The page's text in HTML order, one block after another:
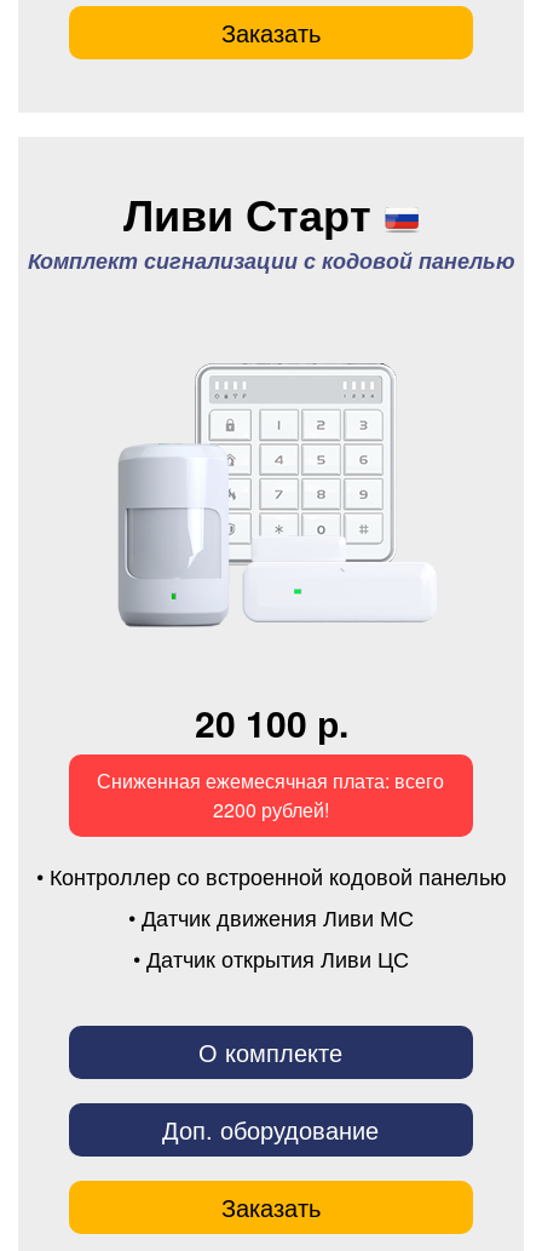
Заказать
Ливи Старт
Комплект сигнализации с кодовой панелью
20 100 р.
Сниженная ежемесячная плата: всего
2200 рублей!
• Контроллер со встроенной кодовой панелью
• Датчик движения Ливи МС
• Датчик открытия Ливи ЦС
О комплекте
Доп. оборудование
Заказать